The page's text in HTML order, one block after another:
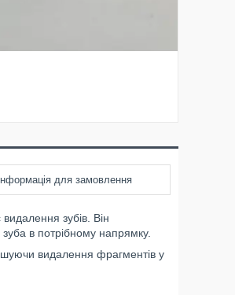
Інформація для замовлення
зубів. Він
в потрібному напрямку.
видалення фрагментів у